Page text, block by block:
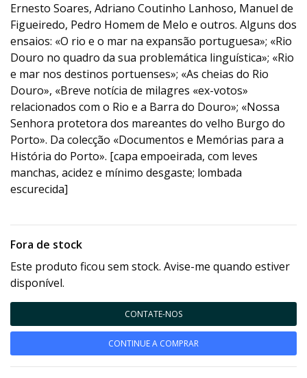
Ernesto Soares, Adriano Coutinho Lanhoso, Manuel de
Figueiredo, Pedro Homem de Melo e outros. Alguns dos
ensaios: «O rio e o mar na expansão portuguesa»; «Rio
Douro no quadro da sua problemática linguística»; «Rio
e mar nos destinos portuenses»; «As cheias do Rio
Douro», «Breve notícia de milagres «ex-votos»
relacionados com o Rio e a Barra do Douro»; «Nossa
Senhora protetora dos mareantes do velho Burgo do
Porto». Da colecção «Documentos e Memórias para a
História do Porto». [capa empoeirada, com leves
manchas, acidez e mínimo desgaste; lombada
escurecida]
Fora de stock
Este produto ficou sem stock. Avise-me quando estiver
disponível.
CONTATE-NOS
CONTINUE A COMPRAR